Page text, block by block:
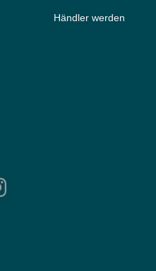
Händler werden